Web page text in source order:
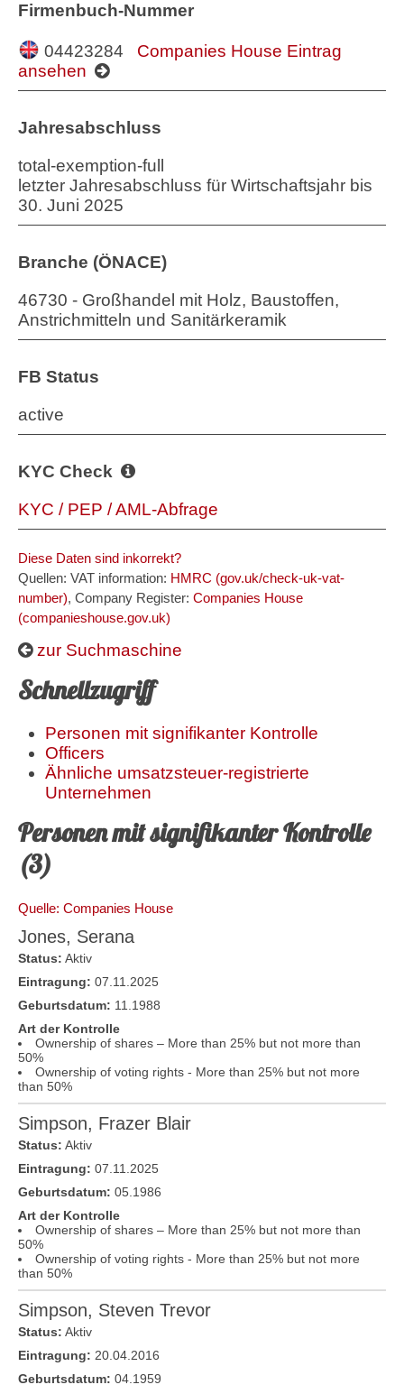
Firmenbuch-Nummer
04423284
Companies House Eintrag
ansehen
Jahresabschluss
total-exemption-full
letzter Jahresabschluss für Wirtschaftsjahr bis
30. Juni 2025
Branche (ÖNACE)
46730 - Großhandel mit Holz, Baustoffen,
Anstrichmitteln und Sanitärkeramik
FB Status
active
KYC Check
KYC / PEP / AML-Abfrage
Diese Daten sind inkorrekt?
Quellen: VAT information: HMRC (gov.uk/check-uk-vat-
number), Company Register: Companies House
(companieshouse.gov.uk)
zur Suchmaschine
Schnellzugriff
Personen mit signifikanter Kontrolle
Officers
Ähnliche umsatzsteuer-registrierte
Unternehmen
Personen mit signifikanter Kontrolle
(3)
Quelle: Companies House
Jones, Serana
Status: Aktiv
Eintragung: 07.11.2025
Geburtsdatum: 11.1988
Art der Kontrolle
Ownership of shares – More than 25% but not more than
50%
Ownership of voting rights - More than 25% but not more
than 50%
Simpson, Frazer Blair
Status: Aktiv
Eintragung: 07.11.2025
Geburtsdatum: 05.1986
Art der Kontrolle
Ownership of shares – More than 25% but not more than
50%
Ownership of voting rights - More than 25% but not more
than 50%
Simpson, Steven Trevor
Status: Aktiv
Eintragung: 20.04.2016
Geburtsdatum: 04.1959